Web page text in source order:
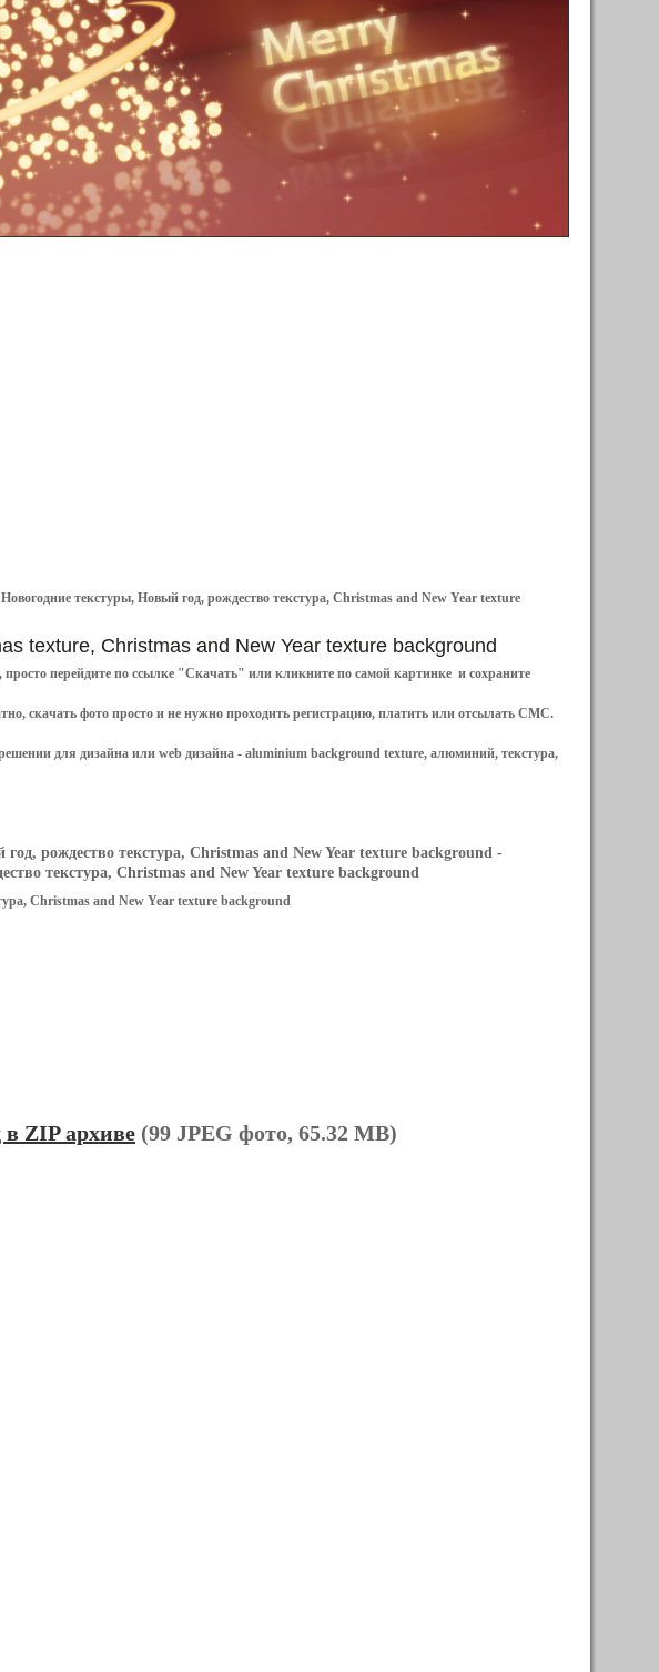
текстуры, Новый год, рождество текстура, Christmas and New Year texture
texture, Christmas and New Year texture background
, просто перейдите по ссылке "Скачать" или кликните по самой картинке и сохраните
, скачать фото просто и не нужно проходить регистрацию, платить или отсылать СМС.
для дизайна или web дизайна - aluminium background texture, алюминий, текстура,
рождество текстура, Christmas and New Year texture background -
текстура, Christmas and New Year texture background
Christmas and New Year texture background
ZIP архиве (99 JPEG фото, 65.32 MB)